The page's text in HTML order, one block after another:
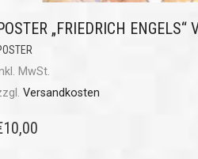
„FRIEDRICH ENGELS“
MwSt.
Versandkosten
10,00